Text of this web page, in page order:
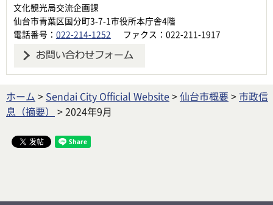
文化観光局交流企画課
仙台市青葉区国分町3-7-1市役所本庁舎4階
電話番号： 022-214-1252 ファクス：022-211-1917
ホーム > Sendai City Official Website>仙台市概要>市政信
息（摘要）
> 2024年9月